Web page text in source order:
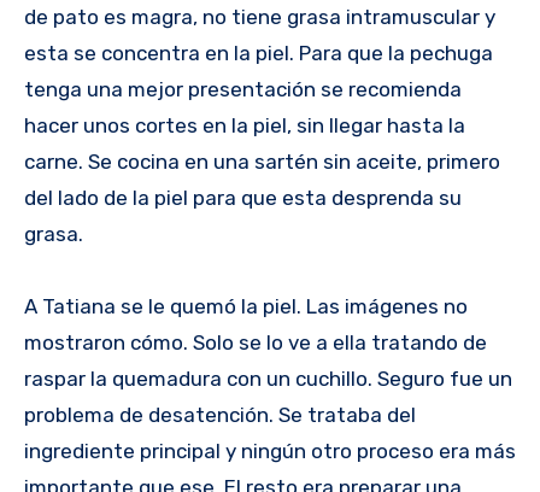
de pato es magra, no tiene grasa intramuscular y
esta se concentra en la piel. Para que la pechuga
tenga una mejor presentación se recomienda
hacer unos cortes en la piel, sin llegar hasta la
carne. Se cocina en una sartén sin aceite, primero
del lado de la piel para que esta desprenda su
grasa.
A Tatiana se le quemó la piel. Las imágenes no
mostraron cómo. Solo se lo ve a ella tratando de
raspar la quemadura con un cuchillo. Seguro fue un
problema de desatención. Se trataba del
ingrediente principal y ningún otro proceso era más